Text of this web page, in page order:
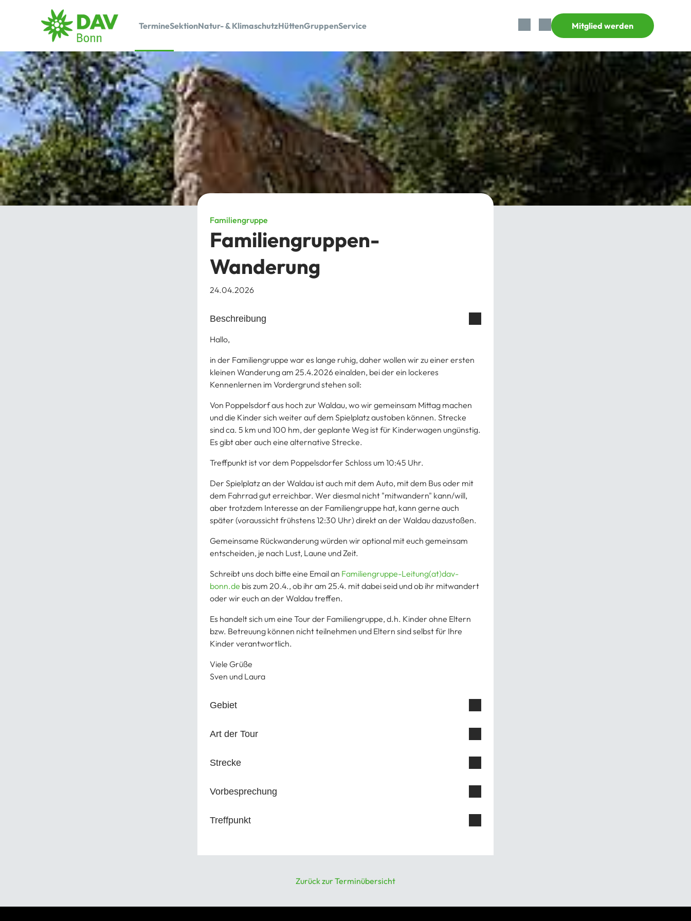
TermineSektionNatur- & KlimaschutzHüttenGruppenService Mitglied werden
Familiengruppe
Familiengruppen-
Wanderung
24.04.2026
Beschreibung
Hallo,
in der Familiengruppe war es lange ruhig, daher wollen wir zu einer ersten
kleinen Wanderung am 25.4.2026 einalden, bei der ein lockeres
Kennenlernen im Vordergrund stehen soll:
Von Poppelsdorf aus hoch zur Waldau, wo wir gemeinsam Mittag machen
und die Kinder sich weiter auf dem Spielplatz austoben können. Strecke
sind ca. 5 km und 100 hm, der geplante Weg ist für Kinderwagen ungünstig.
Es gibt aber auch eine alternative Strecke.
Treffpunkt ist vor dem Poppelsdorfer Schloss um 10:45 Uhr.
Der Spielplatz an der Waldau ist auch mit dem Auto, mit dem Bus oder mit
dem Fahrrad gut erreichbar. Wer diesmal nicht "mitwandern" kann/will,
aber trotzdem Interesse an der Familiengruppe hat, kann gerne auch
später (voraussicht frühstens 12:30 Uhr) direkt an der Waldau dazustoßen.
Gemeinsame Rückwanderung würden wir optional mit euch gemeinsam
entscheiden, je nach Lust, Laune und Zeit.
Schreibt uns doch bitte eine Email an Familiengruppe-Leitung(at)dav-
bonn.de bis zum 20.4., ob ihr am 25.4. mit dabei seid und ob ihr mitwandert
oder wir euch an der Waldau treffen.
Es handelt sich um eine Tour der Familiengruppe, d.h. Kinder ohne Eltern
bzw. Betreuung können nicht teilnehmen und Eltern sind selbst für Ihre
Kinder verantwortlich.
Viele Grüße
Sven und Laura
Gebiet
Art der Tour
Strecke
Vorbesprechung
Treffpunkt
Zurück zur Terminübersicht